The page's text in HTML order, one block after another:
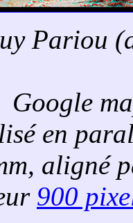
Pariou
Google
en
aligné
900